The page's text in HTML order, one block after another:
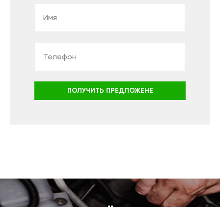
ПОЛУЧИТЬ ПРЕДЛОЖЕНЕ